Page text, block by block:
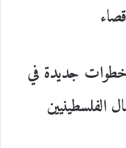
جديدة في
الفلسطينيين